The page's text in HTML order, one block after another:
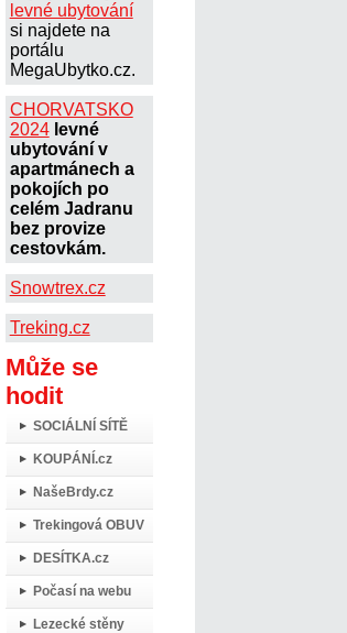
levné ubytování
si najdete na
portálu
MegaUbytko.cz.
CHORVATSKO
2024 levné
ubytování v
apartmánech a
pokojích po
celém Jadranu
bez provize
cestovkám.
Snowtrex.cz
Treking.cz
Může se
hodit
SOCIÁLNÍ SÍTĚ
KOUPÁNÍ.cz
NašeBrdy.cz
Trekingová OBUV
DESÍTKA.cz
Počasí na webu
Lezecké stěny